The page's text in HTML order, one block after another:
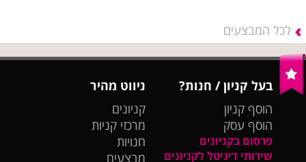
לכל המבצעים
בעל קניון / חנות?
הוסף קניון
הוסף עסק
פרסום בקניונים
שירותי דיגיטל לקניונים
ניווט מהיר
קניונים
מרכזי קניות
חנויות
מבצעים